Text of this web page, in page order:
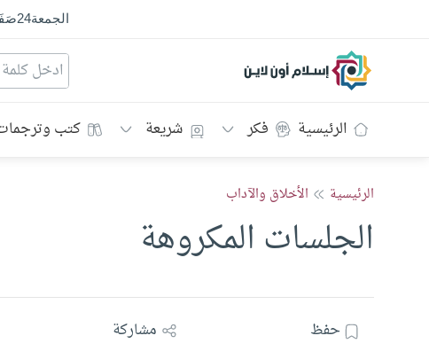
الجمعة24
إسلام أون لاين
الرئيسية فكر شريعة كتب
الرئيسية الأخلاق والآداب
الجلسات المكروهة
حفظ مشاركة